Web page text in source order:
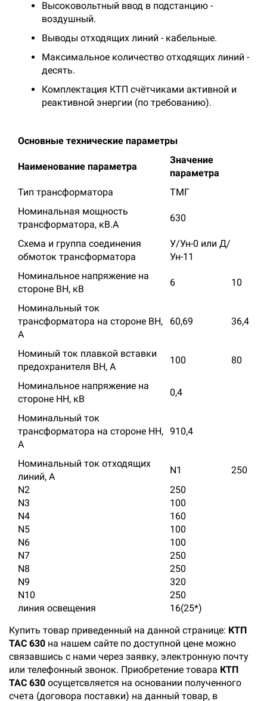
Высоковольтный ввод в подстанцию -
воздушный.
Выводы отходящих линий - кабельные.
Максимальное количество отходящих линий -
десять.
Комплектация КТП счётчиками активной и
реактивной энергии (по требованию).
Основные технические параметры
Наименование параметра
Значение
параметра
Тип трансформатора
ТМГ
Номинальная мощность
трансформатора, кВ.А
630
Схема и группа соединения
обмоток трансформатора
У/Ун-0 или Д/
Ун-11
Номинальное напряжение на
стороне ВН, кВ
6 10
Номинальный ток
трансформатора на стороне ВН,
А
60,69 36,4
Номиный ток плавкой вставки
предохранителя ВН, А
100 80
Номинальное напряжение на
стороне НН, кВ
0,4
Номинальный ток
трансформатора на стороне НН,
А
910,4
Номинальный ток отходящих
линий, А
N1
250
N2
250
N3
100
N4
160
N5
100
N6
100
N7
250
N8
250
N9
320
N10
250
линия освещения
16(25*)
Купить товар приведенный на данной странице: КТП
ТАС 630 на нашем сайте по доступной цене можно
связавшись с нами через заявку, электронную почту
или телефонный звонок. Приобретение товара КТП
ТАС 630 осущетсвляется на основании полученного
счета (договора поставки) на данный товар, в